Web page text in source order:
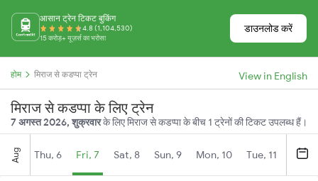
आसान ट्रेन टिकट बुकिंग
4.8 (1,104,530)
15 करोड़+ यूज़र्स का भरोसा
डाउनलोड करें
होम मिराज से कडप्पा ट्रेन View in English
मिराज से कडप्पा के लिए ट्रेन
7 अगस्त 2026, शुक्रवारके लिए मिराज से कडप्पा के बीच 1 ट्रेनों की टिकट उपलब्ध हैं।
Aug Thu, 6 Fri, 7 Sat, 8 Sun, 9 Mon, 10 Tue, 11